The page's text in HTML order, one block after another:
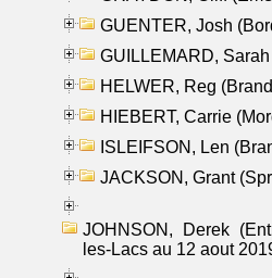
GUENTER, Josh
GUILLEMARD,
HELWER, Reg
HIEBERT, Carrie
ISLEIFSON, Len
JACKSON, Grant
JOHNSON, Derek
les-Lacs au 12 aout